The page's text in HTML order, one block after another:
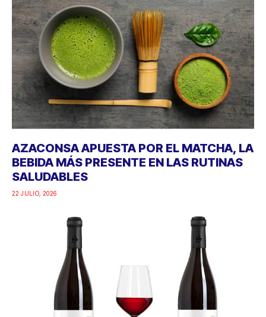
AZACONSA APUESTA POR EL MATCHA, LA
BEBIDA MÁS PRESENTE EN LAS RUTINAS
SALUDABLES
22 JULIO, 2026